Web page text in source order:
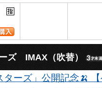
ズ IMAX（吹替）
ターズ」公開記念🍌